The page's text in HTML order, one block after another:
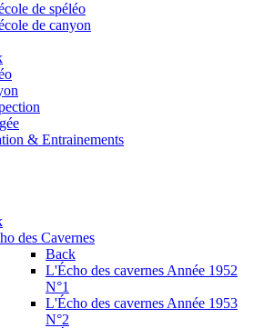
de spéléo
de canyon
& Entrainements
des Cavernes
Back
L'Écho des cavernes Année 1952
N°1
L'Écho des cavernes Année 1953
N°2